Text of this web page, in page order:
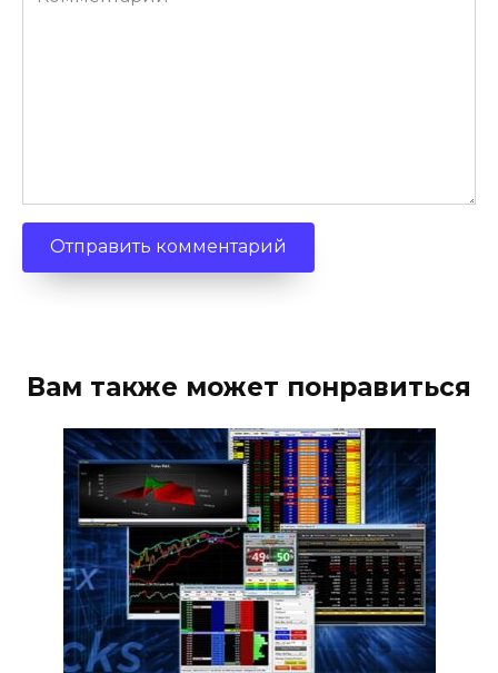
Вам также может понравиться